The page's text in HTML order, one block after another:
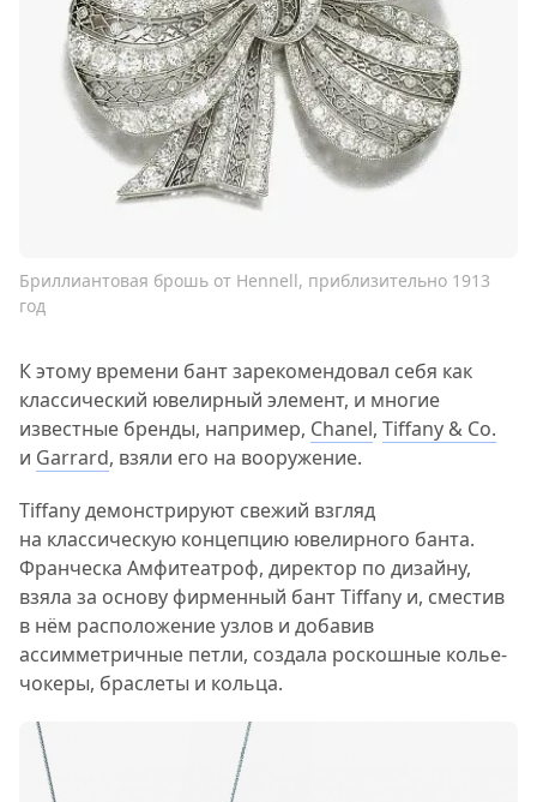
Бриллиантовая брошь от Hennell, приблизительно 1913
год
К этому времени бант зарекомендовал себя как
классический ювелирный элемент, и многие
известные бренды, например, Chanel, Tiffany & Co.
и Garrard, взяли его на вооружение.
Tiffany демонстрируют свежий взгляд
на классическую концепцию ювелирного банта.
Франческа Амфитеатроф, директор по дизайну,
взяла за основу фирменный бант Tiffany и, сместив
в нём расположение узлов и добавив
ассимметричные петли, создала роскошные колье-
чокеры, браслеты и кольца.